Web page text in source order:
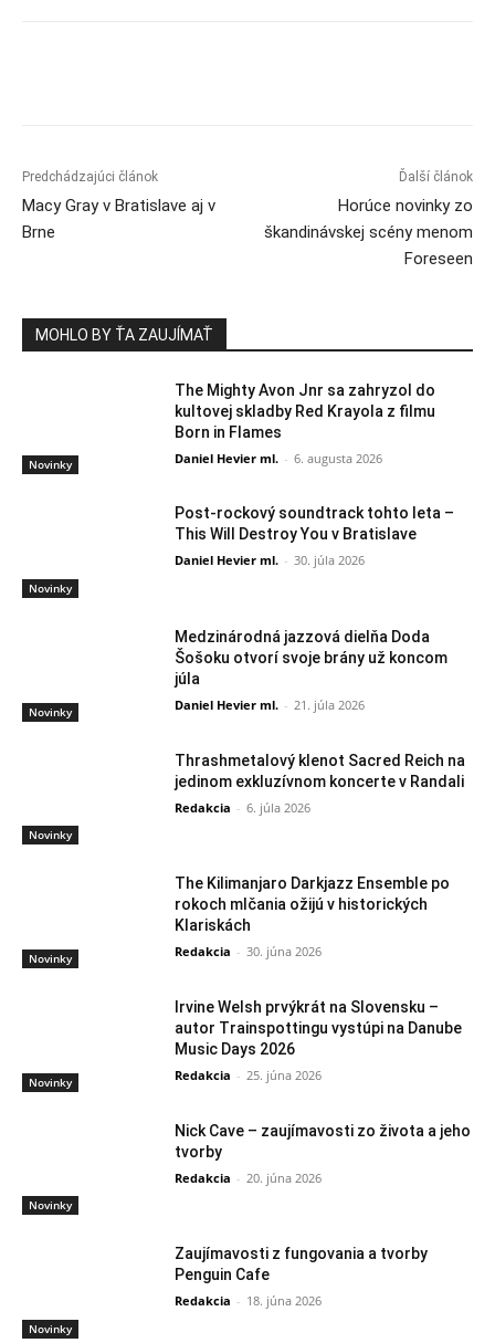
Predchádzajúci článok
Macy Gray v Bratislave aj v
Brne
Ďalší článok
Horúce novinky zo
škandinávskej scény menom
Foreseen
MOHLO BY ŤA ZAUJÍMAŤ
Novinky
The Mighty Avon Jnr sa zahryzol do
kultovej skladby Red Krayola z filmu
Born in Flames
Daniel Hevier ml. - 6. augusta 2026
Novinky
Post-rockový soundtrack tohto leta –
This Will Destroy You v Bratislave
Daniel Hevier ml. - 30. júla 2026
Novinky
Medzinárodná jazzová dielňa Doda
Šošoku otvorí svoje brány už koncom
júla
Daniel Hevier ml. - 21. júla 2026
Novinky
Thrashmetalový klenot Sacred Reich na
jedinom exkluzívnom koncerte v Randali
Redakcia - 6. júla 2026
Novinky
The Kilimanjaro Darkjazz Ensemble po
rokoch mlčania ožijú v historických
Klariskách
Redakcia - 30. júna 2026
Novinky
Irvine Welsh prvýkrát na Slovensku –
autor Trainspottingu vystúpi na Danube
Music Days 2026
Redakcia - 25. júna 2026
Novinky
Nick Cave – zaujímavosti zo života a jeho
tvorby
Redakcia - 20. júna 2026
Novinky
Zaujímavosti z fungovania a tvorby
Penguin Cafe
Redakcia - 18. júna 2026